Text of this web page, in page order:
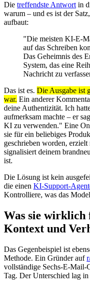
Die treffendste Antwort in
warum – und es ist der
aufbaut:
"Die meisten KI-E-
auf das Schreiben
Das Geheimnis des
System, das eine
Nachricht zu
Das ist es. Die Ausgabe ist
war. Ein anderer
deine Authentizität. Ich
aufmerksam machte – er
KI zu verwenden." Eine
sie für ein beliebiges
geschrieben worden,
signalisiert deinem
ist.
Die Lösung ist kein
die einen KI-Support-
Kontrolliere, was das
Was sie wirklich
Kontext und
Das Gegenbeispiel ist
Methode. Ein Gründer auf
vollständige Sechs-E-Mail-
Tag. Der Unterschied lag